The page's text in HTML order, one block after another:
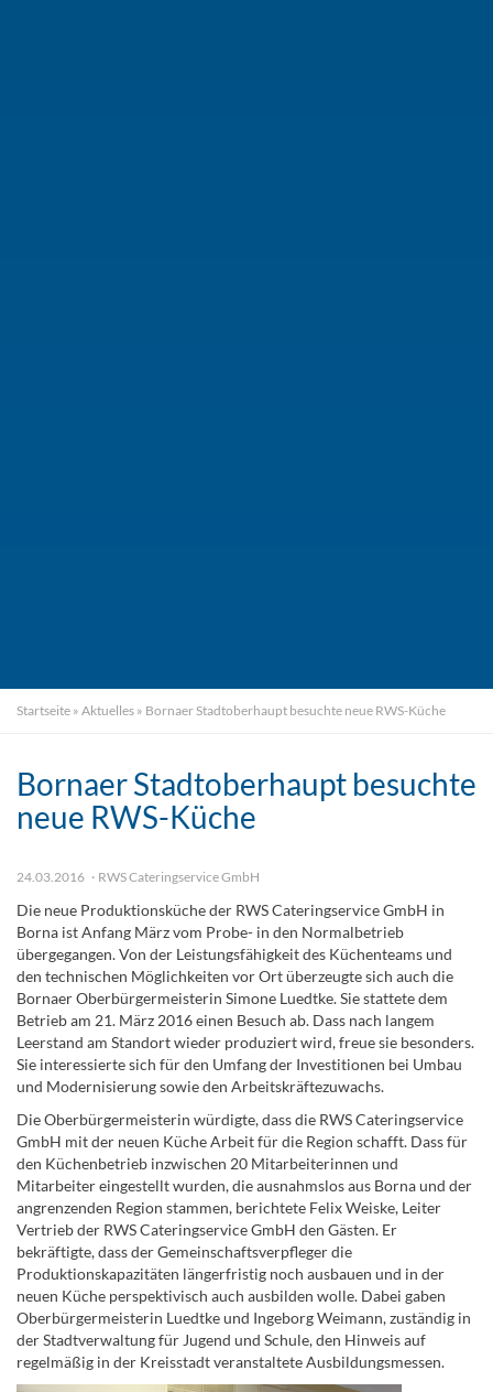
Startseite » Aktuelles » Bornaer Stadtoberhaupt besuchte neue RWS-Küche
Bornaer Stadtoberhaupt besuchte
neue RWS-Küche
24.03.2016 RWS Cateringservice GmbH
Die neue Produktionsküche der RWS Cateringservice GmbH in
Borna ist Anfang März vom Probe- in den Normalbetrieb
übergegangen. Von der Leistungsfähigkeit des Küchenteams und
den technischen Möglichkeiten vor Ort überzeugte sich auch die
Bornaer Oberbürgermeisterin Simone Luedtke. Sie stattete dem
Betrieb am 21. März 2016 einen Besuch ab. Dass nach langem
Leerstand am Standort wieder produziert wird, freue sie besonders.
Sie interessierte sich für den Umfang der Investitionen bei Umbau
und Modernisierung sowie den Arbeitskräftezuwachs.
Die Oberbürgermeisterin würdigte, dass die RWS Cateringservice
GmbH mit der neuen Küche Arbeit für die Region schafft. Dass für
den Küchenbetrieb inzwischen 20 Mitarbeiterinnen und
Mitarbeiter eingestellt wurden, die ausnahmslos aus Borna und der
angrenzenden Region stammen, berichtete Felix Weiske, Leiter
Vertrieb der RWS Cateringservice GmbH den Gästen. Er
bekräftigte, dass der Gemeinschaftsverpfleger die
Produktionskapazitäten längerfristig noch ausbauen und in der
neuen Küche perspektivisch auch ausbilden wolle. Dabei gaben
Oberbürgermeisterin Luedtke und Ingeborg Weimann, zuständig in
der Stadtverwaltung für Jugend und Schule, den Hinweis auf
regelmäßig in der Kreisstadt veranstaltete Ausbildungsmessen.